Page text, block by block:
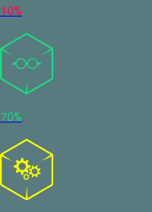
10%
70%